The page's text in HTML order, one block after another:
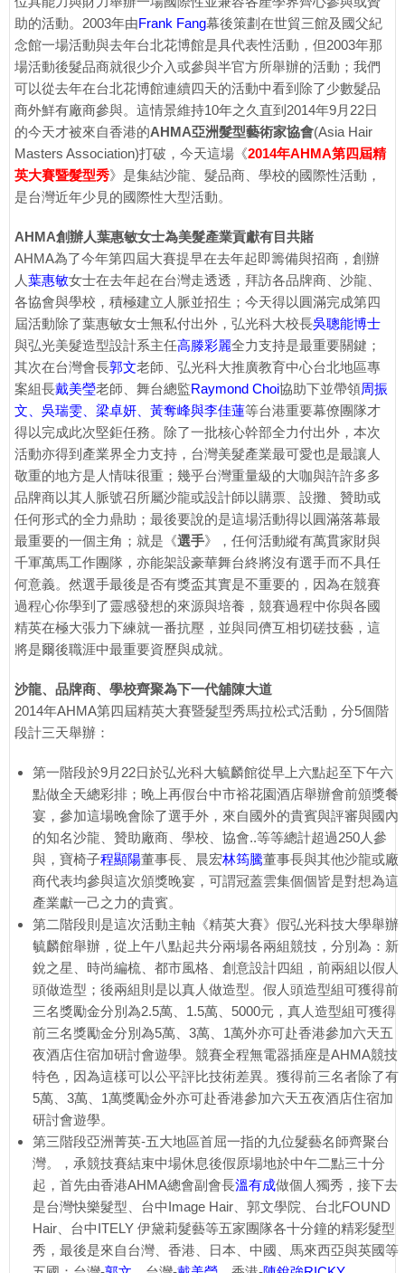
助的活動。2003年由Frank Fang幕後策劃在世貿三館及國父紀
念館一場活動與去年台北花博館是具代表性活動，但2003年那
場活動後髮品商就很少介入或參與半官方所舉辦的活動；我們
可以從去年在台北花博館連續四天的活動中看到除了少數髮品
商外鮮有廠商參與。這情景維持10年之久直到2014年9月22日
的今天才被來自香港的AHMA亞洲髮型藝術家協會(Asia Hair
Masters Association)打破，今天這場《2014年AHMA第四屆精
英大賽暨髮型秀》是集結沙龍、髮品商、學校的國際性活動，
是台灣近年少見的國際性大型活動。
AHMA創辦人葉惠敏女士為美髮產業貢獻有目共賭
AHMA為了今年第四屆大賽提早在去年起即籌備與招商，創辦
人葉惠敏女士在去年起在台灣走透透，拜訪各品牌商、沙龍、
各協會與學校，積極建立人脈並招生；今天得以圓滿完成第四
屆活動除了葉惠敏女士無私付出外，弘光科大校長吳聰能博士
與弘光美髮造型設計系主任高滕彩麗全力支持是最重要關鍵；
其次在台灣會長郭文老師、弘光科大推廣教育中心台北地區專
案組長戴美瑩老師、舞台總監Raymond Choi協助下並帶領周振
文、吳瑞雯、梁卓妍、黃奪峰與李佳蓮等台港重要幕僚團隊才
得以完成此次堅鉅任務。除了一批核心幹部全力付出外，本次
活動亦得到產業界全力支持，台灣美髮產業最可愛也是最讓人
敬重的地方是人情味很重；幾乎台灣重量級的大咖與許許多多
品牌商以其人脈號召所屬沙龍或設計師以購票、設攤、贊助或
任何形式的全力鼎助；最後要說的是這場活動得以圓滿落幕最
最重要的一個主角；就是《選手》，任何活動縱有萬貫家財與
千軍萬馬工作團隊，亦能架設豪華舞台終將沒有選手而不具任
何意義。然選手最後是否有獎盃其實是不重要的，因為在競賽
過程心你學到了靈感發想的來源與培養，競賽過程中你與各國
精英在極大張力下練就一番抗壓，並與同儕互相切磋技藝，這
將是爾後職涯中最重要資歷與成就。
沙龍、品牌商、學校齊聚為下一代舖陳大道
2014年AHMA第四屆精英大賽暨髮型秀馬拉松式活動，分5個階
段計三天舉辦：
第一階段於9月22日於弘光科大毓麟館從早上六點起至下午六
點做全天總彩排；晚上再假台中市裕花園酒店舉辦會前頒獎餐
宴，參加這場晚會除了選手外，來自國外的貴賓與評審與國內
的知名沙龍、贊助廠商、學校、協會..等等總計超過250人參
與，寶椅子程顯陽董事長、晨宏林筠騰董事長與其他沙龍或廠
商代表均參與這次頒獎晚宴，可謂冠蓋雲集個個皆是對想為這
產業獻一己之力的貴賓。
第二階段則是這次活動主軸《精英大賽》假弘光科技大學舉辦
毓麟館舉辦，從上午八點起共分兩場各兩組競技，分別為：新
銳之星、時尚編梳、都市風格、創意設計四組，前兩組以假人
頭做造型；後兩組則是以真人做造型。假人頭造型組可獲得前
三名獎勵金分別為2.5萬、1.5萬、5000元，真人造型組可獲得
前三名獎勵金分別為5萬、3萬、1萬外亦可赴香港參加六天五
夜酒店住宿加研討會遊學。競賽全程無電器插座是AHMA競技
特色，因為這樣可以公平評比技術差異。獲得前三名者除了有
5萬、3萬、1萬獎勵金外亦可赴香港參加六天五夜酒店住宿加
研討會遊學。
第三階段亞洲菁英-五大地區首屈一指的九位髮藝名師齊聚台
灣。，承競技賽結束中場休息後假原場地於中午二點三十分
起，首先由香港AHMA總會副會長溫有成做個人獨秀，接下去
是台灣快樂髮型、台中Image Hair、郭文學院、台北FOUND
Hair、台中ITELY 伊黛莉髮藝等五家團隊各十分鐘的精彩髮型
秀，最後是來自台灣、香港、日本、中國、馬來西亞與英國等